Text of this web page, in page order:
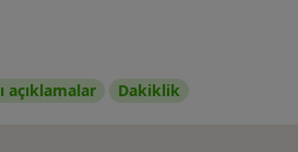
açıklamalar Dakiklik